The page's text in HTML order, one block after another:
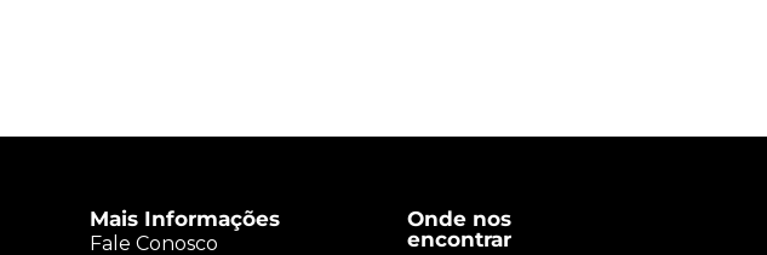
Mais Informações
Fale Conosco
Onde nos
encontrar